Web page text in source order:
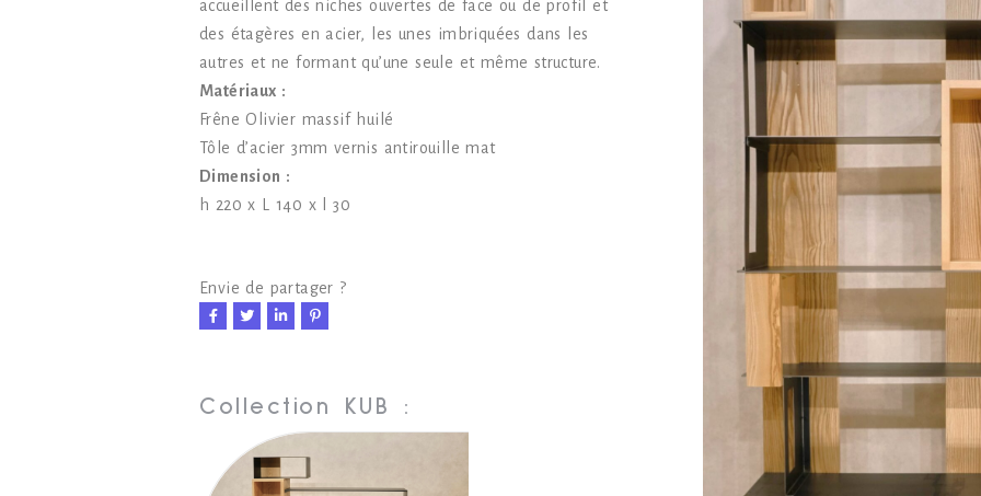
accueillent des niches ouvertes de face ou de profil et
des étagères en acier, les unes imbriquées dans les
autres et ne formant qu’une seule et même structure.
Matériaux :
Frêne Olivier massif huilé
Tôle d’acier 3mm vernis antirouille mat
Dimension :
h 220 x L 140 x l 30
Envie de partager ?
Collection KUB :